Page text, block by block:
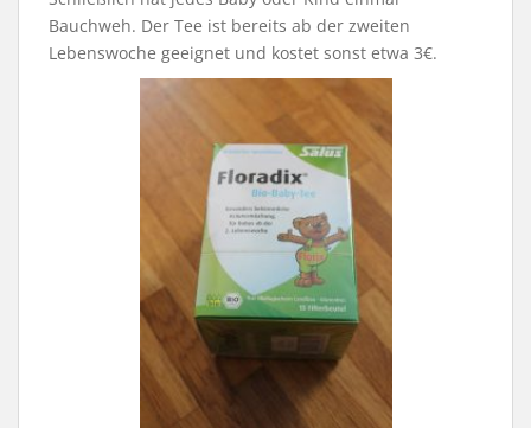
Bauchweh. Der Tee ist bereits ab der zweiten
Lebenswoche geeignet und kostet sonst etwa 3€.